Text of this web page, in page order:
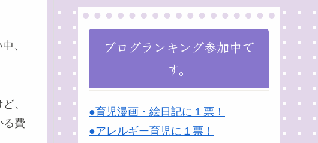
、
、
る費
ブログランキング参加中で
す。
●育児漫画・絵日記に１票！
●アレルギー育児に１票！